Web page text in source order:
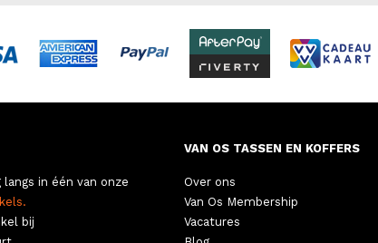
langs in één van onze
bij
VAN OS TASSEN EN KOFFERS
Over ons
Van Os Membership
Vacatures